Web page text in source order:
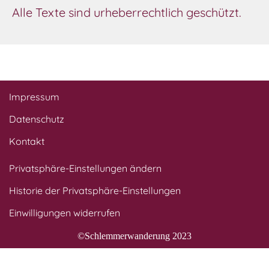
Alle Texte sind urheberrechtlich geschützt.
Impressum
Datenschutz
Kontakt
Privatsphäre-Einstellungen ändern
Historie der Privatsphäre-Einstellungen
Einwilligungen widerrufen
©Schlemmerwanderung 2023